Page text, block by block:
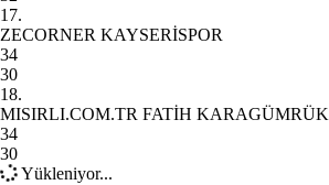
17.
ZECORNER KAYSERİSPOR
34
30
18.
MISIRLI.COM.TR FATİH KARAGÜMRÜK
34
30
Yükleniyor...